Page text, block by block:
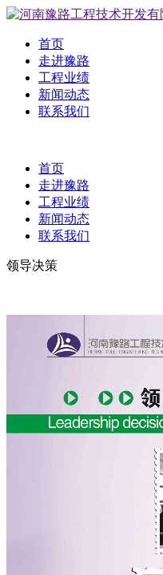
首页
走进豫路
工程业绩
新闻动态
联系我们
首页
走进豫路
工程业绩
新闻动态
联系我们
领导决策